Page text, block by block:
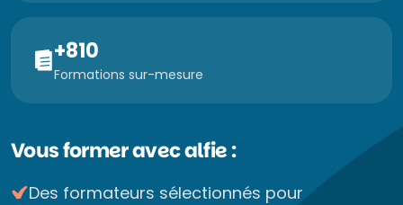
+810
Formations sur-mesure
Vous former avec alfie :
Des formateurs sélectionnés pour